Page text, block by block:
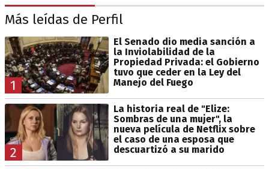
Más leídas de Perfil
1
El Senado dio media sanción a
la Inviolabilidad de la
Propiedad Privada: el Gobierno
tuvo que ceder en la Ley del
Manejo del Fuego
2
La historia real de "Elize:
Sombras de una mujer", la
nueva película de Netflix sobre
el caso de una esposa que
descuartizó a su marido